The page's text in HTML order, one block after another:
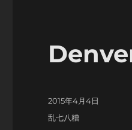
Posted
on
2015年4月4日
Categories
乱七八糟